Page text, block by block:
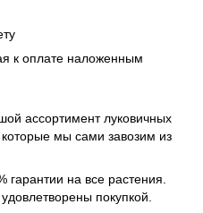
к оплате наложенным
ассортимент луковичных
мы сами завозим из
гарантии на все растения.
покупкой.